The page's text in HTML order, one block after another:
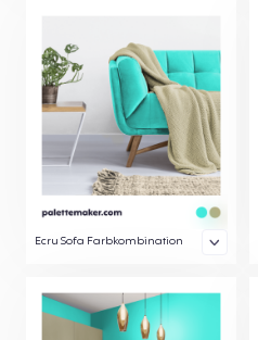
Ecru Sofa Farbkombination